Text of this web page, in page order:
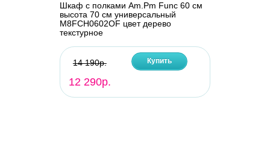
Шкаф с полками Am.Pm Func 60 см
высота 70 см универсальный
M8FCH0602OF цвет дерево
текстурное
14 190р.
12 290р.
Купить